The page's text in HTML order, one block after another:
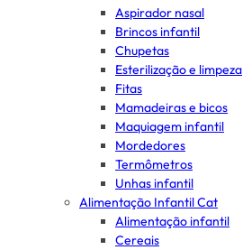
Aspirador nasal
Brincos infantil
Chupetas
Esterilização e limpeza
Fitas
Mamadeiras e bicos
Maquiagem infantil
Mordedores
Termômetros
Unhas infantil
Alimentação Infantil Cat
Alimentação infantil
Cereais